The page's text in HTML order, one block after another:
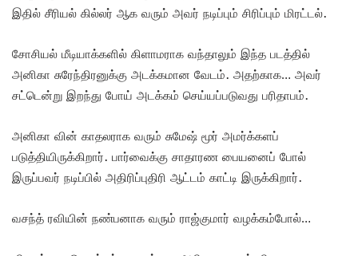
இதில் சீரியல் கில்லர் ஆக வரும் அவர் நடிப்பும் சிரிப்பும் மிரட்டல்.
சோசியல் மீடியாக்களில் கிளாமராக வந்தாலும் இந்த படத்தில்
அனிகா சுரேந்திரனுக்கு அடக்கமான வேடம். அதற்காக… அவர்
சட்டென்று இறந்து போய் அடக்கம் செய்யப்படுவது பரிதாபம்.
அனிகா வின் காதலராக வரும் சுமேஷ் மூர் அமர்க்களப்
படுத்தியிருக்கிறார். பார்வைக்கு சாதாரண பையனைப் போல்
இருப்பவர் நடிப்பில் அதிரிப்புதிரி ஆட்டம் காட்டி இருக்கிறார்.
வசந்த் ரவியின் நண்பனாக வரும் ராஜ்குமார் வழக்கம்போல்…